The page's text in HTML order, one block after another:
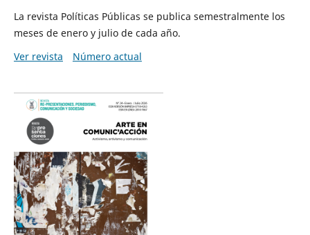
La revista Políticas Públicas se publica semestralmente los
meses de enero y julio de cada año.
Ver revista
Número actual